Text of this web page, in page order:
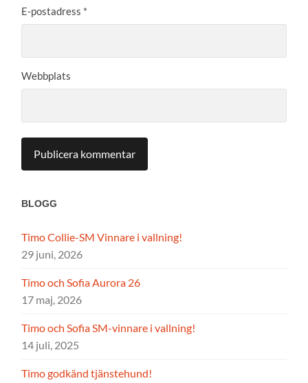
E-postadress *
Webbplats
BLOGG
Timo Collie-SM Vinnare i vallning!
29 juni, 2026
Timo och Sofia Aurora 26
17 maj, 2026
Timo och Sofia SM-vinnare i vallning!
14 juli, 2025
Timo godkänd tjänstehund!